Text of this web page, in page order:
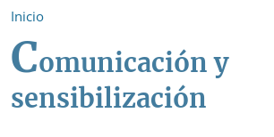
Inicio
Comunicación y
sensibilización